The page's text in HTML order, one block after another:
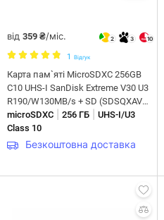
від 359 ₴/міс. 2 3 10
1 Відгук
Карта пам`ятi MicroSDXC 256GB
C10 UHS-I SanDisk Extreme V30 U3
R190/W130MB/s + SD (SDSQXAV-
256G-GN6MA)
microSDXC 256 ГБ
UHS-I/U3
Class 10
Безкоштовна доставка